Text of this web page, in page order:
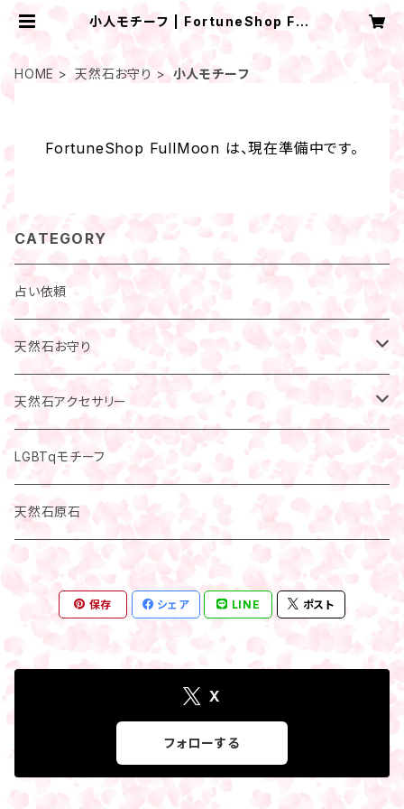
小人モチーフ | FortuneShop Full
HOME 天然石お守り 小人モチーフ
FortuneShop FullMoon は、現在準備中です。
CATEGORY
占い依頼
天然石お守り
小人モチーフ
フクロウモチーフ
天使モチーフ
天然石アクセサリー
指輪・リング
腕輪・ブレスレット
ペンダントトップ
LGBTqモチーフ
天然石原石
保存 シェア LINE ポスト
X
フォローする